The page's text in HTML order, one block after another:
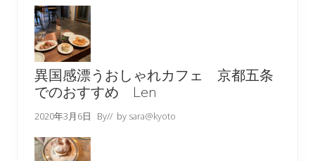
異国感漂うおしゃれカフェ 京都五条
でのおすすめ Len
2020年3月6日 By// by sara@kyoto